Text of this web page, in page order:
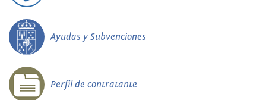
Ayudas y Subvenciones
Perfil de contratante